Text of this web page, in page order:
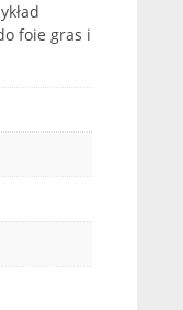
foie gras i